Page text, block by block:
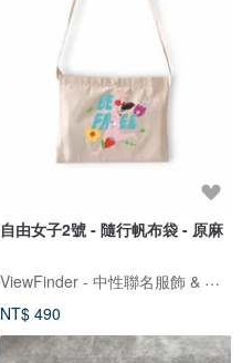
自由女子2號 - 隨行帆布袋 - 原麻
ViewFinder - 中性聯名服飾 & 圖像授權周邊
NT$ 490